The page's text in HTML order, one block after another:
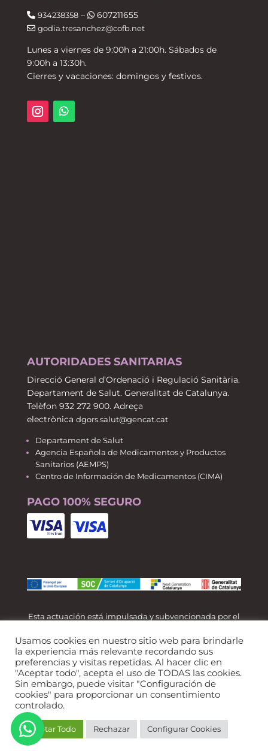
934238358– 607211655
godia.tresanchez@cofb.net
Lunes a viernes de 9:00h a 21:00h. Sábados de
9:00h a 13:30h.
Cierres y vacaciones: domingos y festivos.
AUTORIDADES SANITARIAS
Direcció General d’Ordenació i Regulació Sanitària.
Departament de Salut. Generalitat de Catalunya.
Telèfon 932 272 900. Adreça
electrònica dgors.salut@gencat.cat
Departament de Salut
Agencia Española de Medicamentos y Productos
Sanitarios (AEMPS)
Centro de Información de Medicamentos (CIMA)
PAGO 100% SEGURO
Esta actuación está impulsada y subvencionada por el
al 100% por el Fondo Social Europeo como parte de la
respuesta de la Unión Europea a la pandemia de
COVID-19.
Usamos cookies en nuestro sitio web para brindarle
la experiencia más relevante recordando sus
preferencias y visitas repetidas. Al hacer clic en
"Aceptar todo", acepta el uso de TODAS las cookies.
Sin embargo, puede visitar "Configuración de
cookies" para proporcionar un consentimiento
controlado.
Aceptar Todo Rechazar Configurar Cookies